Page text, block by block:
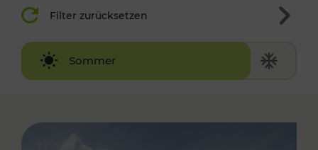
Filter zurücksetzen
Sommer
Winter